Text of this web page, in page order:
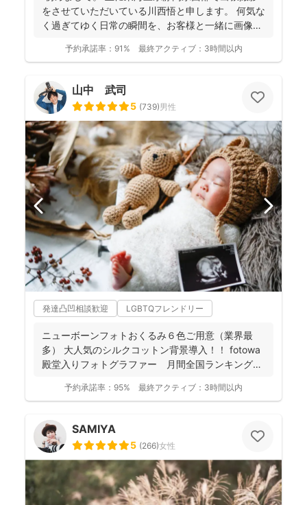
をさせていただいている川西悟と申します。 何気な
く過ぎてゆく日常の瞬間を、お客様と一緒に画像と
予約承諾率： 91% 最終アクティブ： 3時間以内
山中 武司
5 (739)男性
発達凸凹相談歓迎 LGBTQフレンドリー
ニューボーンフォトおくるみ６色ご用意（業界最
多） 大人気のシルクコットン背景導入！！ fotowa
殿堂入りフォトグラファー 月間全国ランキング１
予約承諾率： 95% 最終アクティブ： 3時間以内
SAMIYA
5 (266)女性